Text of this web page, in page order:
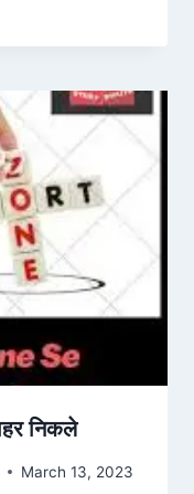
निकले
March 13, 2023